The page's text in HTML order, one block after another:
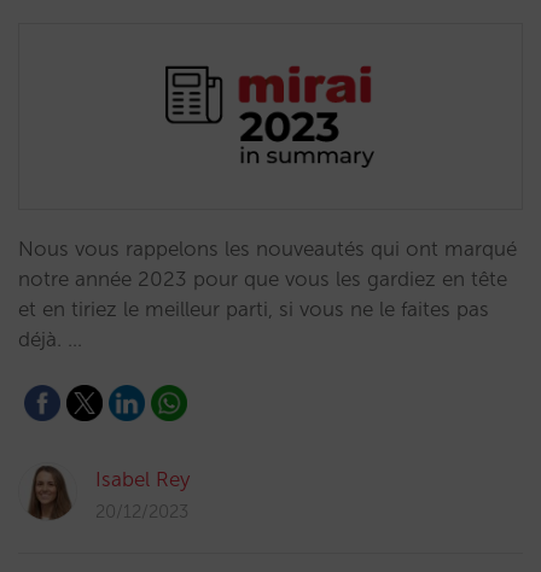
Nous vous rappelons les nouveautés qui ont marqué
notre année 2023 pour que vous les gardiez en tête
et en tiriez le meilleur parti, si vous ne le faites pas
déjà. …
Isabel Rey
20/12/2023